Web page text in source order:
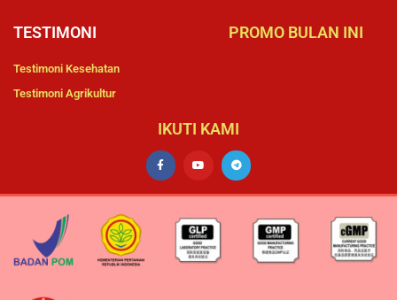
TESTIMONI
Testimoni Kesehatan
Testimoni Agrikultur
PROMO BULAN INI
IKUTI KAMI